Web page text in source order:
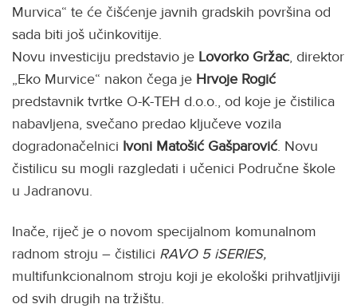
Murvica“ te će čišćenje javnih gradskih površina od
sada biti još učinkovitije.
Novu investiciju predstavio je Lovorko Gržac, direktor
„Eko Murvice“ nakon čega je Hrvoje Rogić
predstavnik tvrtke O-K-TEH d.o.o., od koje je čistilica
nabavljena, svečano predao ključeve vozila
dogradonačelnici Ivoni Matošić Gašparović. Novu
čistilicu su mogli razgledati i učenici Područne škole
u Jadranovu.
Inače, riječ je o novom specijalnom komunalnom
radnom stroju – čistilici RAVO 5 iSERIES,
multifunkcionalnom stroju koji je ekološki prihvatljiviji
od svih drugih na tržištu.